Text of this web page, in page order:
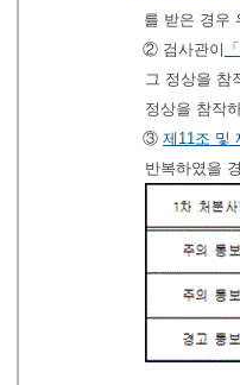
를 받은 경우
② 검사관이
그 정상을 참
정상을 참작
③ 제11조 및
반복하였을